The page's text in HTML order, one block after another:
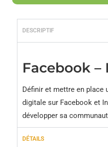
DESCRIPTIF
Facebook –
Définir et mettre en place
digitale sur Facebook et
développer sa
DÉTAILS